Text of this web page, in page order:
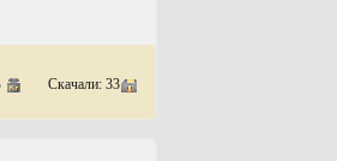
Скачали: 33